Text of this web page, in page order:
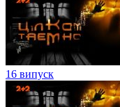
16 випуск